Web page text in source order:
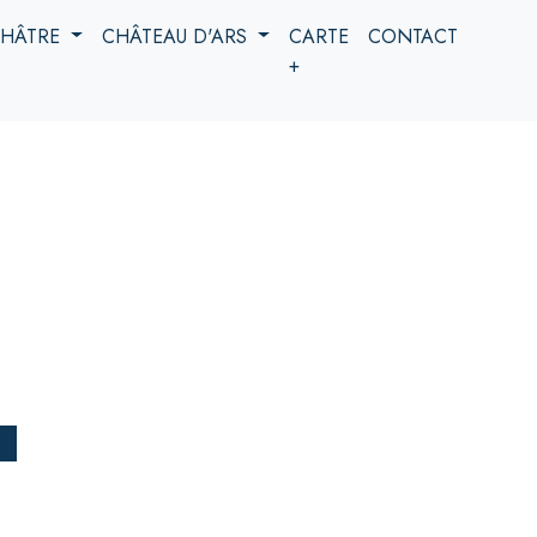
CHÂTEAU D'ARS
CARTE
+
CONTACT